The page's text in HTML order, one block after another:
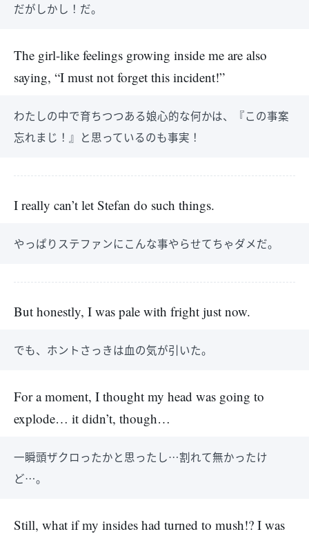
だがしかし！だ。
The girl-like feelings growing inside me are also
saying, “I must not forget this incident!”
わたしの中で育ちつつある娘心的な何かは、『この事案
忘れまじ！』と思っているのも事実！
I really can’t let Stefan do such things.
やっぱりステファンにこんな事やらせてちゃダメだ。
But honestly, I was pale with fright just now.
でも、ホントさっきは血の気が引いた。
For a moment, I thought my head was going to
explode… it didn’t, though…
一瞬頭ザクロったかと思ったし…割れて無かったけ
ど…。
Still, what if my insides had turned to mush!? I was